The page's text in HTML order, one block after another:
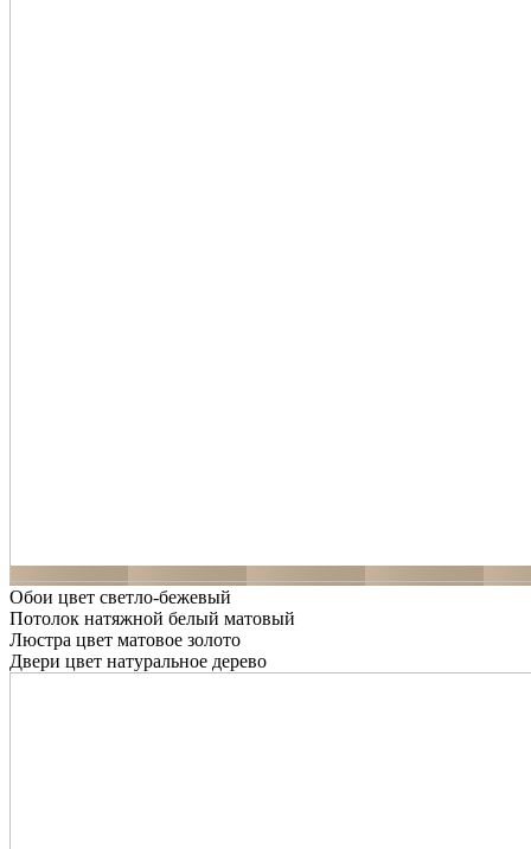
Обои цвет светло-бежевый
Потолок натяжной белый матовый
Люстра цвет матовое золото
Двери цвет натуральное дерево